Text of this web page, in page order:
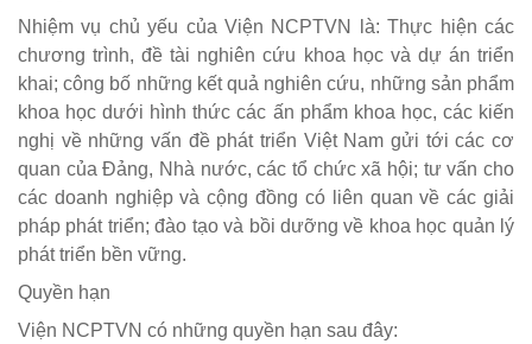
Nhiệm vụ chủ yếu của Viện NCPTVN là: Thực hiện các
chương trình, đề tài nghiên cứu khoa học và dự án triển
khai; công bố những kết quả nghiên cứu, những sản phẩm
khoa học dưới hình thức các ấn phẩm khoa học, các kiến
nghị về những vấn đề phát triển Việt Nam gửi tới các cơ
quan của Đảng, Nhà nước, các tổ chức xã hội; tư vấn cho
các doanh nghiệp và cộng đồng có liên quan về các giải
pháp phát triển; đào tạo và bồi dưỡng về khoa học quản lý
phát triển bền vững.
Quyền hạn
Viện NCPTVN có những quyền hạn sau đây: